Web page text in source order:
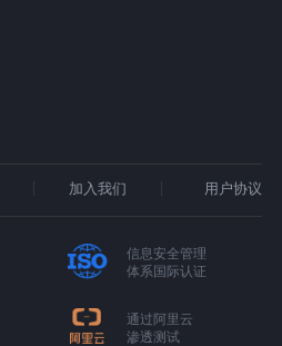
加入我们 用户协议
信息安全管理
体系国际认证
通过阿里云
渗透测试